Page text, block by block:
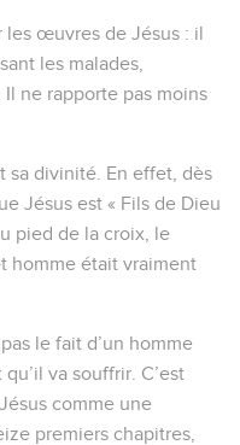
les œuvres de Jésus : il
les malades,
ne rapporte pas moins
sa divinité. En effet, dès
Jésus est « Fils de Dieu
pied de la croix, le
homme était vraiment
le fait d’un homme
va souffrir. C’est
comme une
premiers chapitres,